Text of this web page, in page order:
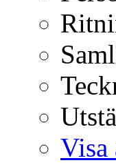
Visa